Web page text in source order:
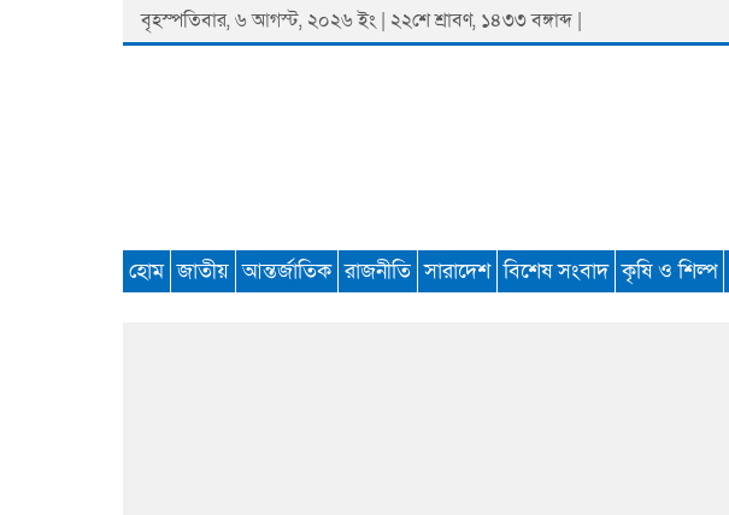
বৃহস্পতিবার, ৬ আগস্ট, ২০২৬ ইং | ২২শে শ্রাবণ, ১৪৩৩ বঙ্গাব্দ |
Padmaprobaha
হোম জাতীয় আন্তর্জাতিক রাজনীতি সারাদেশ বিশেষ সংবাদ কৃষি ও শিল্প